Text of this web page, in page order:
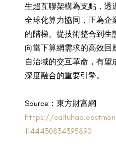
生超互聯架構為支點，透
全球化算力協同，正為企
的階梯。從技術整合到生
向當下算網需求的高效回
自治域的交互革命，有望
深度融合的重要引擎。
Source ： 東方財富網
https://
1144430834395890